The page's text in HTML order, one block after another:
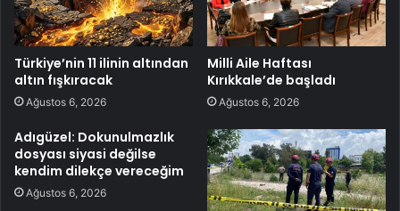
Türkiye’nin 11 ilinin altından
altın fışkıracak
Ağustos 6, 2026
Milli Aile Haftası
Kırıkkale’de başladı
Ağustos 6, 2026
Adıgüzel: Dokunulmazlık
dosyası siyasi değilse
kendim dilekçe vereceğim
Ağustos 6, 2026